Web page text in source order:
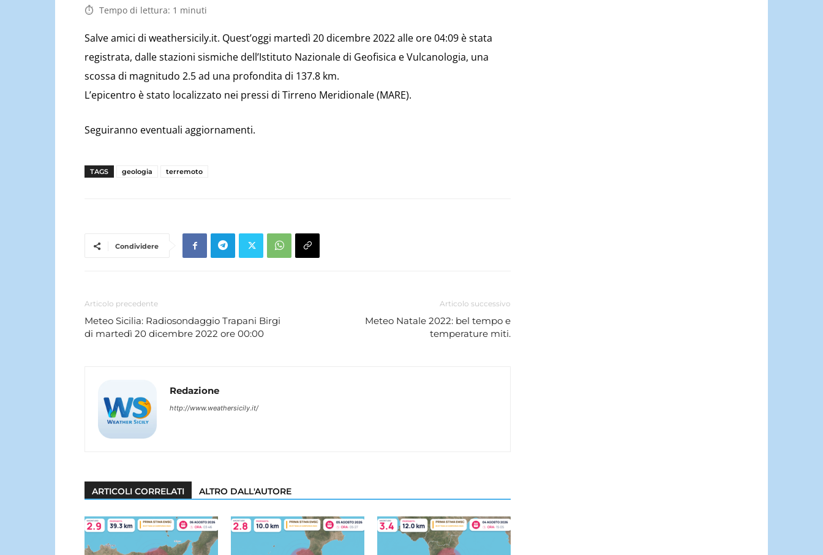
Tempo di lettura: 1 minuti
Salve amici di weathersicily.it. Quest’oggi martedì 20 dicembre 2022 alle ore 04:09 è stata
registrata, dalle stazioni sismiche dell’Istituto Nazionale di Geofisica e Vulcanologia, una
scossa di magnitudo 2.5 ad una profondita di 137.8 km.
L’epicentro è stato localizzato nei pressi di Tirreno Meridionale (MARE).
Seguiranno eventuali aggiornamenti.
TAGS geologia terremoto
Condividere
Articolo precedente
Meteo Sicilia: Radiosondaggio Trapani Birgi
di martedì 20 dicembre 2022 ore 00:00
Articolo successivo
Meteo Natale 2022: bel tempo e
temperature miti.
Redazione
http://www.weathersicily.it/
ARTICOLI CORRELATI ALTRO DALL'AUTORE